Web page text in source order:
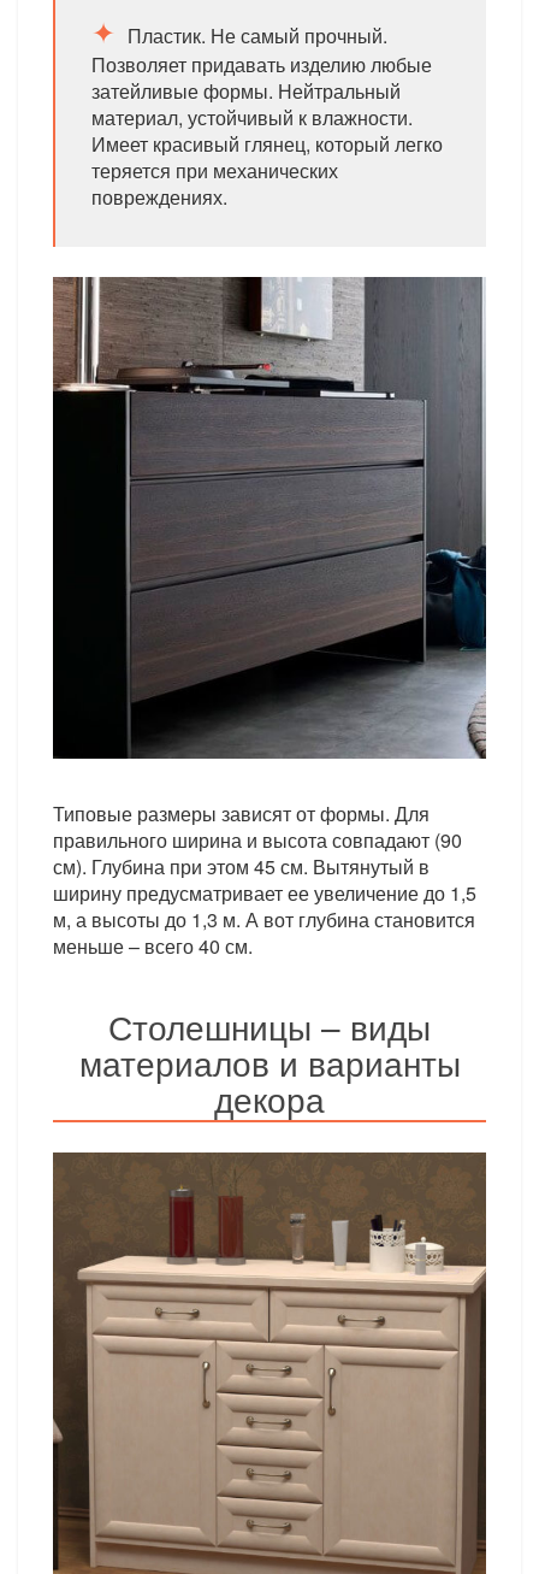
Пластик. Не самый прочный.
Позволяет придавать изделию любые
затейливые формы. Нейтральный
материал, устойчивый к влажности.
Имеет красивый глянец, который легко
теряется при механических
повреждениях.
Типовые размеры зависят от формы. Для
правильного ширина и высота совпадают (90
см). Глубина при этом 45 см. Вытянутый в
ширину предусматривает ее увеличение до 1,5
м, а высоты до 1,3 м. А вот глубина становится
меньше – всего 40 см.
Столешницы – виды
материалов и варианты
декора